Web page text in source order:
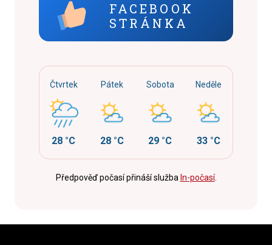
FACEBOOK
STRÁNKA
Čtvrtek
28 °C
Pátek
28 °C
Sobota
29 °C
Neděle
33 °C
Předpověď počasí přináší služba In-počasí.